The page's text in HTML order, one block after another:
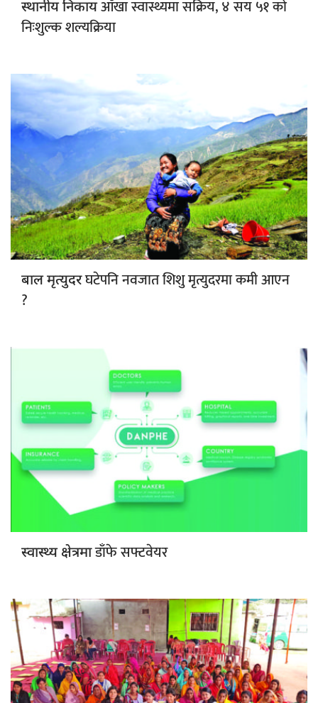
स्थानीय निकायआँखा स्वास्थ्यमा सक्रिय, ४ सय ५१ को
निःशुल्क शल्यक्रिया
बाल मृत्युदरघटेपनि नवजात शिशु मृत्युदरमा कमी आएन
?
स्वास्थ्य क्षेत्रमाडाँफे सफ्टवेयर